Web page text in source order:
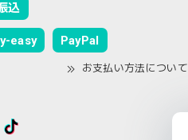
込
easy PayPal
お支払い方法について